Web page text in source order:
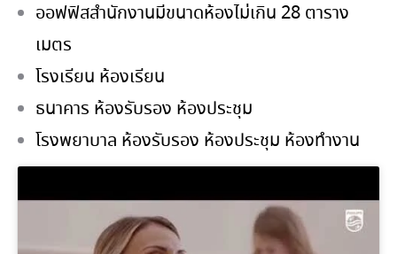
ออฟฟิสสำนักงานมีขนาดห้องไม่เกิน 28 ตาราง
เมตร
โรงเรียน ห้องเรียน
ธนาคาร ห้องรับรอง ห้องประชุม
โรงพยาบาล ห้องรับรอง ห้องประชุม ห้องทำงาน